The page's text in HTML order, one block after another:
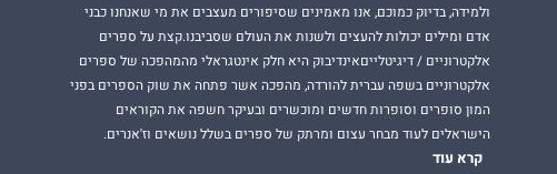
ולמידה, בדיוק כמוכם, אנו מאמינים שסיפורים מעצבים את מי שאנחנו כבני
אדם ומילים יכולות להעצים ולשנות את העולם שסביבנו.קצת על ספרים
אלקטרוניים / דיגיטלייםאינדיבוק היא חלק אינטגראלי מהמהפכה של ספרים
אלקטרוניים בשפה עברית להורדה, מהפכה אשר פתחה את שוק הספרים בפני
המון סופרים וסופרות חדשים ומוכשרים ובעיקר חשפה את הקוראים
הישראלים לעוד מבחר עצום ומרתק של ספרים בשלל נושאים וז'אנרים.
קרא עוד